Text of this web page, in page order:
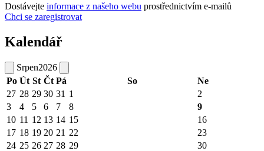
Dostávejte informace z našeho webu prostřednictvím e-mailů
Chci se zaregistrovat
Kalendář
Srpen2026
Po Út St Čt Pá So
Ne
27 28 29 30 31 1
2
3
4 5 6 7 8
9
10 11 12 13 14 15
16
17 18 19 20 21 22
23
24 25 26 27 28 29 30